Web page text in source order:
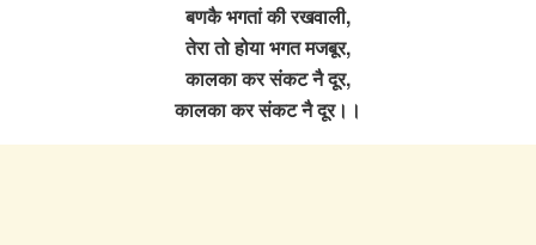
बणकै भगतां की रखवाली,
तेरा तो होया भगत मजबूर,
कालका कर संकट नै दूर,
कालका कर संकट नै दूर।।